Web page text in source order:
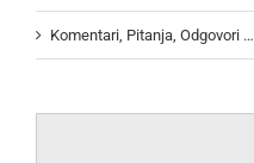
Komentari, Pitanja, Odgovori …